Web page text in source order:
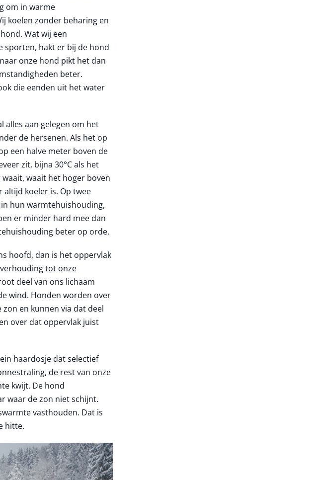
om in warme
koelen zonder beharing en
Wat wij een
sporten, hakt er bij de hond
onze hond pikt het dan
beter.
die eenden uit het water
alles aan gelegen om het
de hersenen. Als het op
een halve meter boven de
zit, bijna 30°C als het
waait het hoger boven
koeler is. Op twee
hun warmtehuishouding,
er minder hard mee dan
beter op orde.
hoofd, dan is het oppervlak
tot onze
deel van ons lichaam
wind. Honden worden over
en kunnen via dat deel
over dat oppervlak juist
haardosje dat selectief
de rest van onze
kwijt. De hond
waar de zon niet schijnt.
vasthouden. Dat is
hitte.